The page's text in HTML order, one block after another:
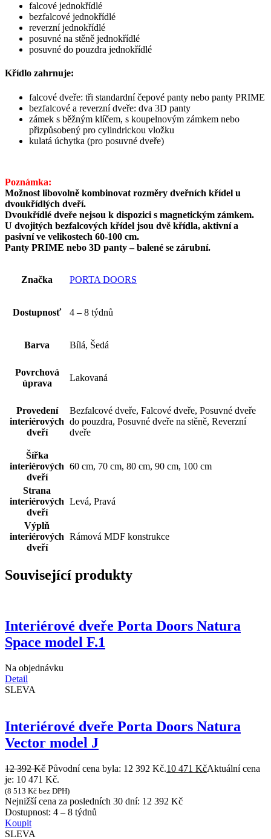
falcové jednokřídlé
bezfalcové jednokřídlé
reverzní jednokřídlé
posuvné na stěně jednokřídlé
posuvné do pouzdra jednokřídlé
Křídlo zahrnuje:
falcové dveře: tři standardní čepové panty nebo panty PRIME
bezfalcové a reverzní dveře: dva 3D panty
zámek s běžným klíčem, s koupelnovým zámkem nebo
přizpůsobený pro cylindrickou vložku
kulatá úchytka (pro posuvné dveře)
Poznámka:
Možnost libovolně kombinovat rozměry dveřních křídel u
dvoukřídlých dveří.
Dvoukřídlé dveře nejsou k dispozici s magnetickým zámkem.
U dvojitých bezfalcových křídel jsou dvě křídla, aktivní a
pasivní ve velikostech 60-100 cm.
Panty PRIME nebo 3D panty – balené se zárubní.
Značka PORTA DOORS
Dostupnosť 4 – 8 týdnů
Barva Bílá, Šedá
Povrchová
úprava
Lakovaná
Provedení
interiérových
dveří
Bezfalcové dveře, Falcové dveře, Posuvné dveře
do pouzdra, Posuvné dveře na stěně, Reverzní
dveře
Šířka
interiérových
dveří
60 cm, 70 cm, 80 cm, 90 cm, 100 cm
Strana
interiérových
dveří
Levá, Pravá
Výplň
interiérových
dveří
Rámová MDF konstrukce
Související produkty
Interiérové dveře Porta Doors Natura
Space model F.1
Na objednávku
Detail
SLEVA
Interiérové dveře Porta Doors Natura
Vector model J
12 392Kč Původní cena byla: 12 392 Kč.10 471 KčAktuální cena
je: 10 471 Kč.
(8 513 Kč bez DPH)
Nejnižší cena za posledních 30 dní: 12 392 Kč
Dostupnost: 4 – 8 týdnů
Koupit
SLEVA